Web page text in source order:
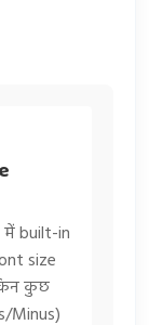
में built-in
size
कुछ
Minus)